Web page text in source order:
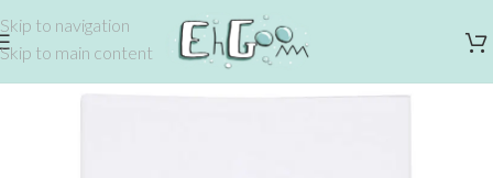
Skip to navigation
Skip to main content